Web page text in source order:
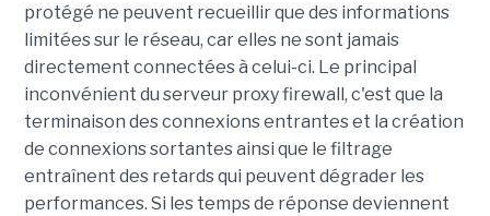
protégé ne peuvent recueillir que des informations
limitées sur le réseau, car elles ne sont jamais
directement connectées à celui-ci. Le principal
inconvénient du serveur proxy firewall, c'est que la
terminaison des connexions entrantes et la création
de connexions sortantes ainsi que le filtrage
entraînent des retards qui peuvent dégrader les
performances. Si les temps de réponse deviennent